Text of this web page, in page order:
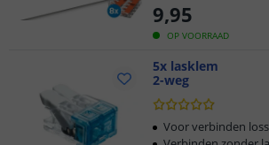
OP VOORRAAD
9,95
5x lasklem
2-weg
Voor verbinden